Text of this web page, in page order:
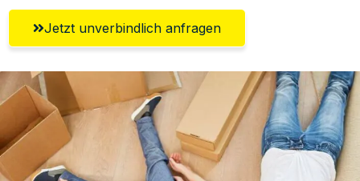
Jetzt unverbindlich anfragen